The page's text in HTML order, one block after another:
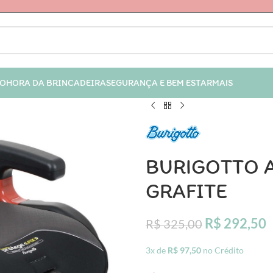
HORA DA BRINCADEIRASEGURANÇA E BEM ESTARMAIS
BURIGOTTO
GRAFITE
R$325,00 R$ 292,50
3x de R$ 97,50 no Crédito